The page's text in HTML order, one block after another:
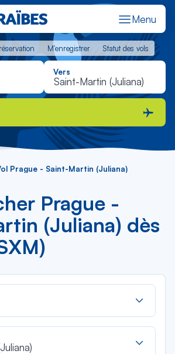
Menu
réservation M'enregistrer Statut des vols
M'enregistrer Statut des vols
Vers
Prague - Saint-Martin (Juliana)
Prague -
(Juliana) dès